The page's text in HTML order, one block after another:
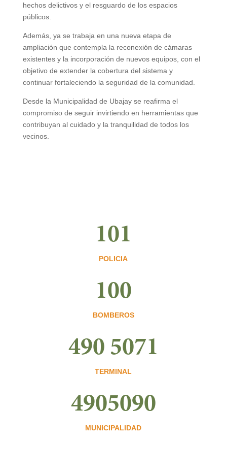
hechos delictivos y el resguardo de los espacios
públicos.
Además, ya se trabaja en una nueva etapa de
ampliación que contempla la reconexión de cámaras
existentes y la incorporación de nuevos equipos, con el
objetivo de extender la cobertura del sistema y
continuar fortaleciendo la seguridad de la comunidad.
Desde la Municipalidad de Ubajay se reafirma el
compromiso de seguir invirtiendo en herramientas que
contribuyan al cuidado y la tranquilidad de todos los
vecinos.
101
POLICIA
100
BOMBEROS
490 5071
TERMINAL
4905090
MUNICIPALIDAD